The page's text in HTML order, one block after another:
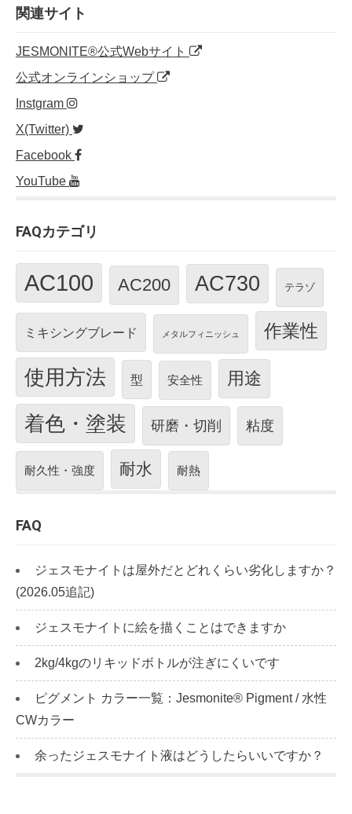
o
o
k
関連サイト
JESMONITE®公式Webサイト
公式オンラインショップ
Instgram
X(Twitter)
Facebook
YouTube
FAQカテゴリ
AC100 AC200 AC730 テラゾ
ミキシングブレード メタルフィニッシュ 作業性
使用方法 型 安全性 用途
着色・塗装 研磨・切削 粘度
耐久性・強度 耐水 耐熱
FAQ
ジェスモナイトは屋外だとどれくらい劣化しますか？
(2026.05追記)
ジェスモナイトに絵を描くことはできますか
2kg/4kgのリキッドボトルが注ぎにくいです
ピグメント カラー一覧：Jesmonite® Pigment / 水性
CWカラー
余ったジェスモナイト液はどうしたらいいですか？